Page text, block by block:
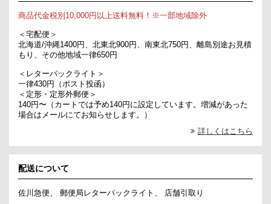
商品代金税別10,000円以上送料無料！※一部地域除外
＜宅配便＞
北海道/沖縄1400円、北東北900円、南東北750円、離島別途お見積
もり、その他地域一律650円
＜レターパックライト＞
一律430円（ポスト投函）
＜定形・定形外郵便＞
140円〜（カートでは予め140円に設定しています。増減があった
場合はメールにてお知らせします。）
詳しくはこちら
配送について
佐川急便、 郵便局レターパックライト、 店舗引取り